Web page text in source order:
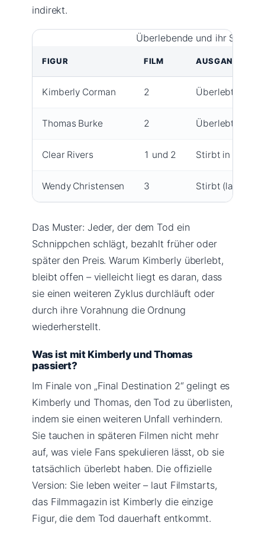
indirekt.
Überlebende und ihr
FIGUR FILM AUSGANG
Kimberly Corman 2 Überlebt
Thomas Burke 2 Überlebt
Clear Rivers 1 und 2 Stirbt in Teil 2
Wendy Christensen 3 Stirbt (laut
Das Muster: Jeder, der dem Tod ein
Schnippchen schlägt, bezahlt früher oder
später den Preis. Warum Kimberly überlebt,
bleibt offen – vielleicht liegt es daran, dass
sie einen weiteren Zyklus durchläuft oder
durch ihre Vorahnung die Ordnung
wiederherstellt.
Was ist mit Kimberly und Thomas
passiert?
Im Finale von „Final Destination 2“ gelingt es
Kimberly und Thomas, den Tod zu überlisten,
indem sie einen weiteren Unfall verhindern.
Sie tauchen in späteren Filmen nicht mehr
auf, was viele Fans spekulieren lässt, ob sie
tatsächlich überlebt haben. Die offizielle
Version: Sie leben weiter – laut Filmstarts,
das Filmmagazin ist Kimberly die einzige
Figur, die dem Tod dauerhaft entkommt.